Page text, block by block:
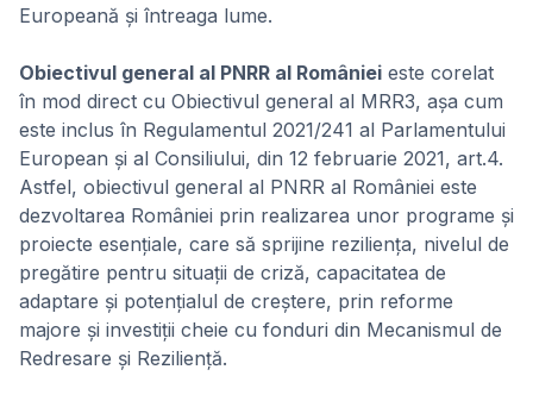
Europeană și întreaga lume.
Obiectivul general al PNRR al României este corelat
în mod direct cu Obiectivul general al MRR3, așa cum
este inclus în Regulamentul 2021/241 al Parlamentului
European și al Consiliului, din 12 februarie 2021, art.4.
Astfel, obiectivul general al PNRR al României este
dezvoltarea României prin realizarea unor programe și
proiecte esențiale, care să sprijine reziliența, nivelul de
pregătire pentru situații de criză, capacitatea de
adaptare și potențialul de creștere, prin reforme
majore și investiții cheie cu fonduri din Mecanismul de
Redresare și Reziliență.